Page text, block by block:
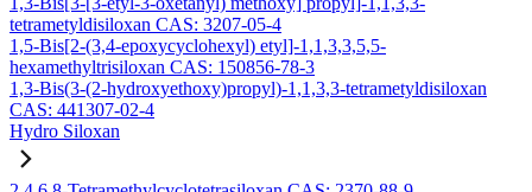
tetrametyldisiloxan CAS: 3207-05-4
1,5-Bis[2-(3,4-epoxycyclohexyl) etyl]-1,1,3,3,5,5-
hexamethyltrisiloxan CAS: 150856-78-3
1,3-Bis(3-(2-hydroxyethoxy)propyl)-1,1,3,3-tetrametyldisiloxan
CAS: 441307-02-4
Hydro Siloxan